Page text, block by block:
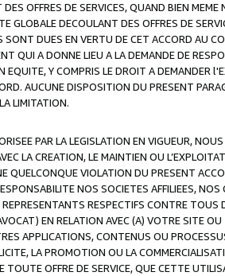
OFFRES DE SERVICES, QUAND BIEN
GLOBALE DECOULANT DES OFFRES DE
SONT DUES EN VERTU DE CET ACCORD AU
QUI A DONNE LIEU A LA DEMANDE DE
EQUITE, Y COMPRIS LE DROIT A DEMANDER
AUCUNE DISPOSITION DU PRESENT
LIMITATION.
PAR LA LEGISLATION EN VIGUEUR,
LA CREATION, LE MAINTIEN OU
QUELCONQUE VIOLATION DU PRESENT
NOS SOCIETES AFFILIEES,
RESPECTIFS CONTRE
EN RELATION AVEC (A) VOTRE SITE
APPLICATIONS, CONTENUS OU
LA PROMOTION OU LA
TOUTE OFFRE DE SERVICE, QUE CETTE